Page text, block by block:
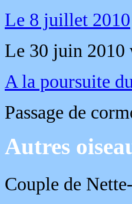
Le 8 juillet 2010
Le 30 juin 2010
A la poursuite
Passage de
Autres
Couple de